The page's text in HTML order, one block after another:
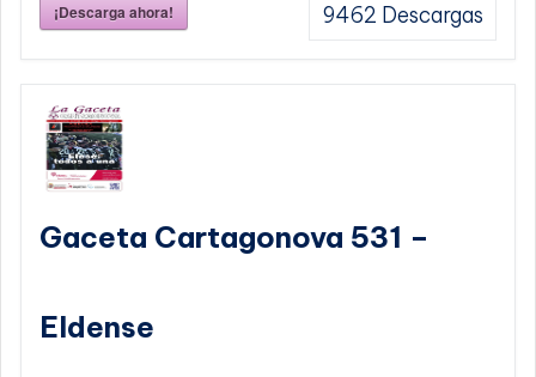
¡Descarga ahora! 9462 Descargas
Gaceta Cartagonova 531 –
Eldense